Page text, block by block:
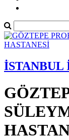
İSTANBUL